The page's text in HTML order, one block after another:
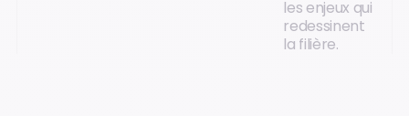
les enjeux qui
redessinent
la filière.